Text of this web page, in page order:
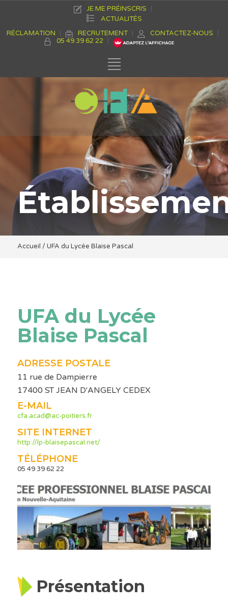
JE ME PRÉINSCRIS
ACTUALITÉS
RÉCLAMATION
RECRUTEMENT
CONTACTEZ-NOUS
05 49 39 62 22
Accueil / UFA du Lycée Blaise Pascal
UFA du Lycée
Blaise Pascal
ADRESSE POSTALE
11 rue de Dampierre
17400 ST JEAN D'ANGELY CEDEX
E-MAIL
cfa.acad@ac-poitiers.fr
SITE INTERNET
http://lp-blaisepascal.net/
TÉLÉPHONE
05 49 39 62 22
Présentation